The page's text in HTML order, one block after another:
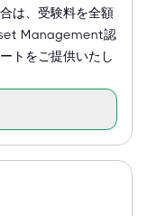
は、受験料を全額
Management認
トをご提供いたし